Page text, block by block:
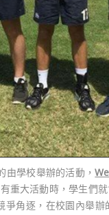
由學校舉辦的活動，
重大活動時，學生們
角逐，在校園內舉